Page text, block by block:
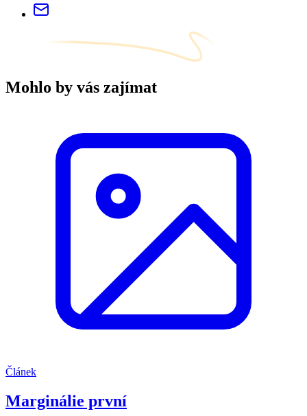
Mohlo by vás zajímat
Článek
Marginálie první